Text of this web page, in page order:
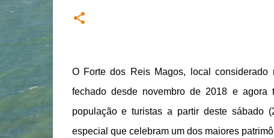
O Forte dos Reis Magos, local
fechado desde novembro de 2018 e agora
população e turistas a partir deste sábado
especial que celebram um dos maiores